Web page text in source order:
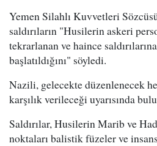
Yemen Silahlı Kuvvetleri
saldırıların "Husilerin askeri
tekrarlanan ve haince
başlatıldığını" söyledi.
Nazili, gelecekte düzenlenecek
karşılık verileceği uyarısında
Saldırılar, Husilerin Marib ve
noktaları balistik füzeler ve